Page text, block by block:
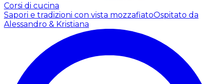
Corsi di cucina
Sapori e tradizioni con vista mozzafiatoOspitato da
Alessandro & Kristiana